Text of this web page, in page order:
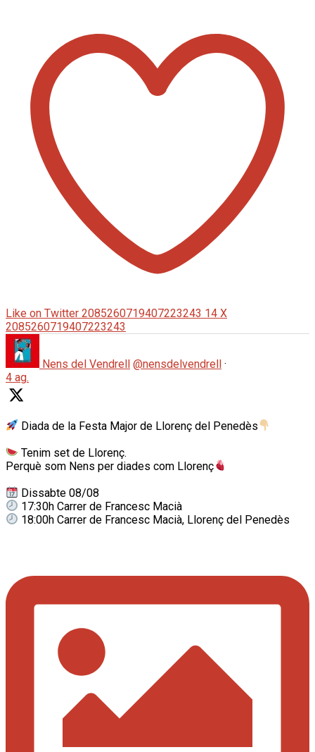
Like on Twitter 2085260719407223243 14 X
2085260719407223243
Nens del Vendrell @nensdelvendrell ·
4 ag.
Diada de la Festa Major de Llorenç del Penedès
Tenim set de Llorenç.
Perquè som Nens per diades com Llorenç
Dissabte 08/08
17:30h Carrer de Francesc Macià
18:00h Carrer de Francesc Macià, Llorenç del Penedès